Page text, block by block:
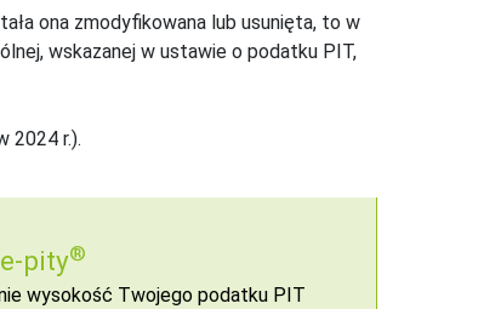
ona zmodyfikowana lub usunięta, to w
wskazanej w ustawie o podatku PIT,
2024 r.).
pity®
wysokość Twojego podatku PIT